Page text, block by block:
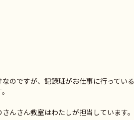
のですが、記録班がお仕事に行っている
んさん教室はわたしが担当しています。